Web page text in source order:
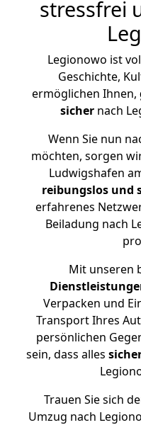
stressfrei
Legionowo ist
Geschichte,
ermöglichen Ihnen,
sicher nach
Wenn Sie nun
möchten, sorgen
Ludwigshafen
reibungslos und
erfahrenes
Beiladung nach
Mit unseren
Verpacken und
Transport Ihres
persönlichen
sein, dass alles
Trauen Sie sich
Umzug nach